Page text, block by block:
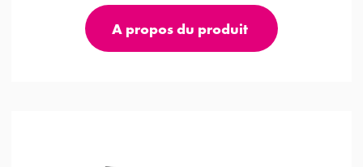
A propos du produit